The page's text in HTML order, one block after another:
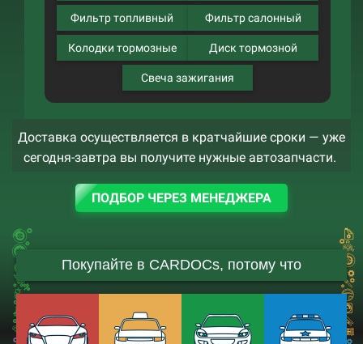
Фильтр топливный Фильтр салонный
Колодки тормозные Диск тормозной
Свеча зажигания
Доставка осуществляется в кратчайшие сроки — уже
сегодня-завтра вы получите нужные автозапчасти.
ПОДБОР ЧЕРЕЗ МЕНЕДЖЕРА
Покупайте в CARDOCs, потому что